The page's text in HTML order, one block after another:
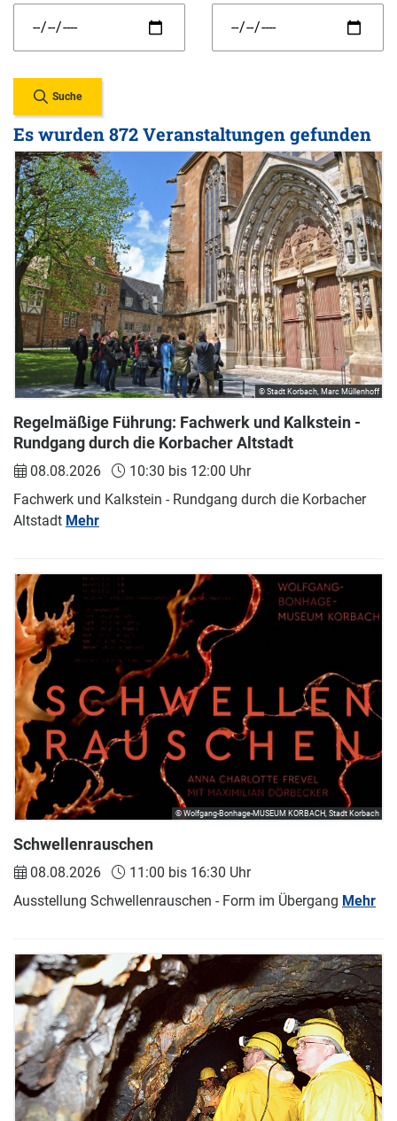
Suche
Es wurden 872 Veranstaltungen gefunden
Regelmäßige Führung: Fachwerk und Kalkstein -
Rundgang durch die Korbacher Altstadt
08.08.2026
10:30 bis 12:00 Uhr
Fachwerk und Kalkstein - Rundgang durch die Korbacher
Altstadt Mehr
© Stadt Korbach, Marc Müllenhoff
Schwellenrauschen
08.08.2026
11:00 bis 16:30 Uhr
Ausstellung Schwellenrauschen - Form im Übergang Mehr
© Wolfgang-Bonhage-MUSEUM KORBACH, Stadt Korbach